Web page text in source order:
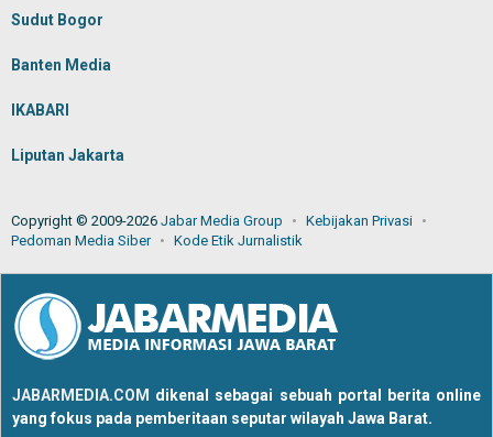
Sudut Bogor
Banten Media
IKABARI
Liputan Jakarta
Copyright © 2009-2026 Jabar Media Group
Kebijakan Privasi
Pedoman Media Siber
Kode Etik Jurnalistik
JABARMEDIA.COM dikenal sebagai sebuah portal berita online
yang fokus pada pemberitaan seputar wilayah Jawa Barat.